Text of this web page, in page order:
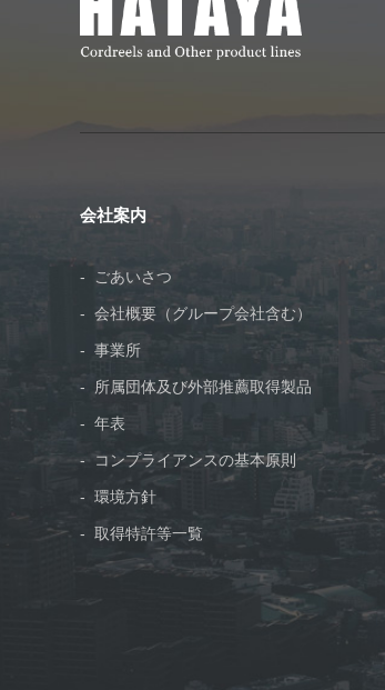
会社案内
ごあいさつ
会社概要（グループ会社含む）
事業所
所属団体及び外部推薦取得製品
年表
コンプライアンスの基本原則
環境方針
取得特許等一覧